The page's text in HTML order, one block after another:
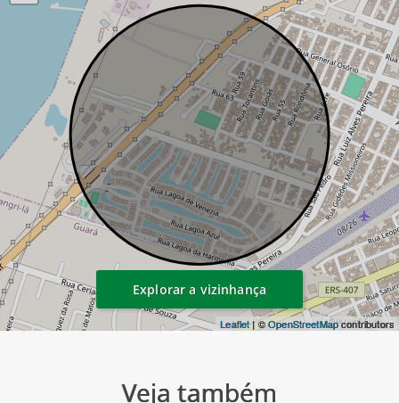
Leaflet| ©OpenStreetMapcontributors
Explorar a vizinhança
Veja também